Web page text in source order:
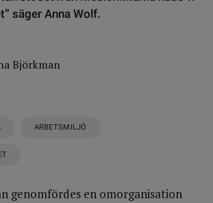
säger Anna Wolf.
Björkman
ARBETSMILJÖ
genomfördes en omorganisation